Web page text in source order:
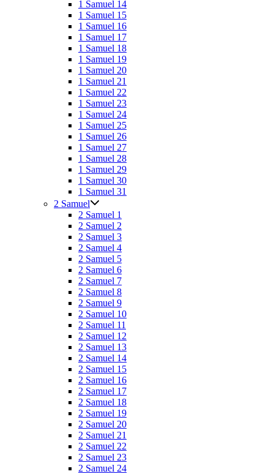
1 Samuel 14
1 Samuel 15
1 Samuel 16
1 Samuel 17
1 Samuel 18
1 Samuel 19
1 Samuel 20
1 Samuel 21
1 Samuel 22
1 Samuel 23
1 Samuel 24
1 Samuel 25
1 Samuel 26
1 Samuel 27
1 Samuel 28
1 Samuel 29
1 Samuel 30
1 Samuel 31
2 Samuel
2 Samuel 1
2 Samuel 2
2 Samuel 3
2 Samuel 4
2 Samuel 5
2 Samuel 6
2 Samuel 7
2 Samuel 8
2 Samuel 9
2 Samuel 10
2 Samuel 11
2 Samuel 12
2 Samuel 13
2 Samuel 14
2 Samuel 15
2 Samuel 16
2 Samuel 17
2 Samuel 18
2 Samuel 19
2 Samuel 20
2 Samuel 21
2 Samuel 22
2 Samuel 23
2 Samuel 24